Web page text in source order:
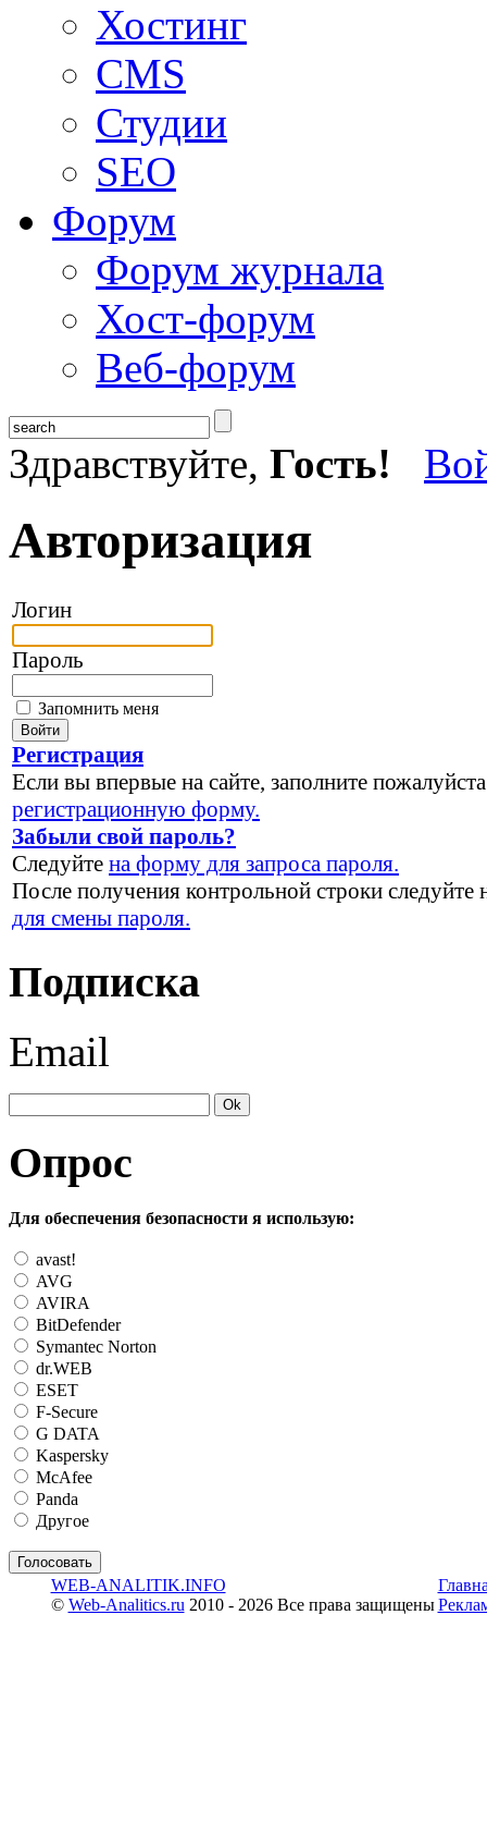
Хостинг
CMS
Студии
SEO
Форум
Форум журнала
Хост-форум
Веб-форум
Здравствуйте, Гость!
Авторизация
Логин
Пароль
Запомнить меня
Регистрация
Если вы впервые на сайте, заполните пожалуйста
регистрационную форму.
Забыли свой пароль?
Следуйте на форму для запроса пароля.
После получения контрольной строки следуйте
для смены пароля.
Подписка
Email
Опрос
Для обеспечения безопасности я использую:
avast!
AVG
AVIRA
BitDefender
Symantec Norton
dr.WEB
ESET
F-Secure
G DATA
Kaspersky
McAfee
Panda
Другое
WEB-ANALITIK.INFO
© Web-Analitics.ru 2010 - 2026 Все права защищены